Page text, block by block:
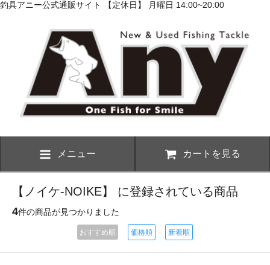
釣具アニー公式通販サイト 【定休日】 月曜日 14:00~20:00
メニュー カートを見る
【ノイケ-NOIKE】 に登録されている商品
4件の商品が見つかりました
おすすめ順 価格順 新着順